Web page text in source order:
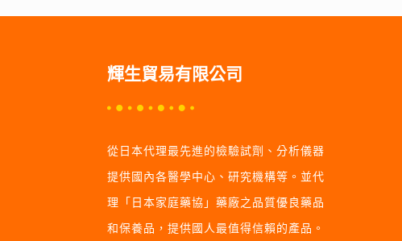
輝生貿易有限公司
從日本代理最先進的檢驗試劑、分析儀器
提供國內各醫學中心、研究機構等。並代
理「日本家庭藥協」藥廠之品質優良藥品
和保養品，提供國人最值得信賴的產品。